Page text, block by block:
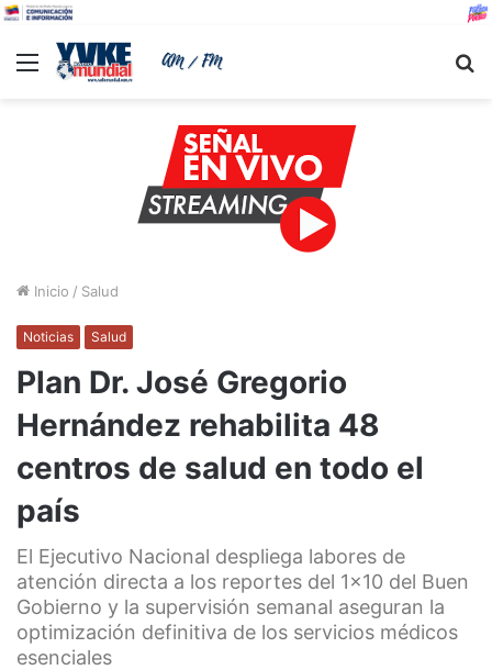
Menu
Inicio / Salud
Noticias Salud
Plan Dr. José Gregorio
Hernández rehabilita 48
centros de salud en todo el
país
El Ejecutivo Nacional despliega labores de
atención directa a los reportes del 1x10 del Buen
Gobierno y la supervisión semanal aseguran la
optimización definitiva de los servicios médicos
esenciales